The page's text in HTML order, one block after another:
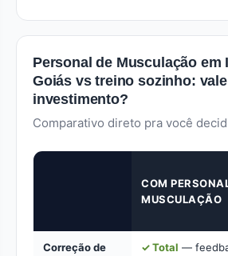
Personal de Musculação em
Goiás vs treino sozinho:
investimento?
Comparativo direto pra você
COM
MUSCULAÇÃO
Correção de
✓ Total —